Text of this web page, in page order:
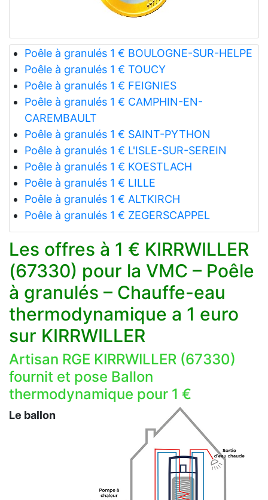
Poêle à granulés 1 € BOULOGNE-SUR-HELPE
Poêle à granulés 1 € TOUCY
Poêle à granulés 1 € FEIGNIES
Poêle à granulés 1 € CAMPHIN-EN-
CAREMBAULT
Poêle à granulés 1 € SAINT-PYTHON
Poêle à granulés 1 € L'ISLE-SUR-SEREIN
Poêle à granulés 1 € KOESTLACH
Poêle à granulés 1 € LILLE
Poêle à granulés 1 € ALTKIRCH
Poêle à granulés 1 € ZEGERSCAPPEL
Les offres à 1 € KIRRWILLER
(67330) pour la VMC – Poêle
à granulés – Chauffe-eau
thermodynamique a 1 euro
sur KIRRWILLER
Artisan RGE KIRRWILLER (67330)
fournit et pose Ballon
thermodynamique pour 1 €
Le ballon